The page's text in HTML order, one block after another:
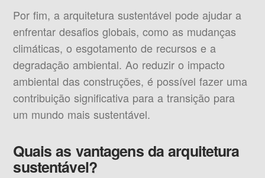
Por fim, a arquitetura sustentável pode ajudar a
enfrentar desafios globais, como as mudanças
climáticas, o esgotamento de recursos e a
degradação ambiental. Ao reduzir o impacto
ambiental das construções, é possível fazer uma
contribuição significativa para a transição para
um mundo mais sustentável.
Quais as vantagens da arquitetura
sustentável?